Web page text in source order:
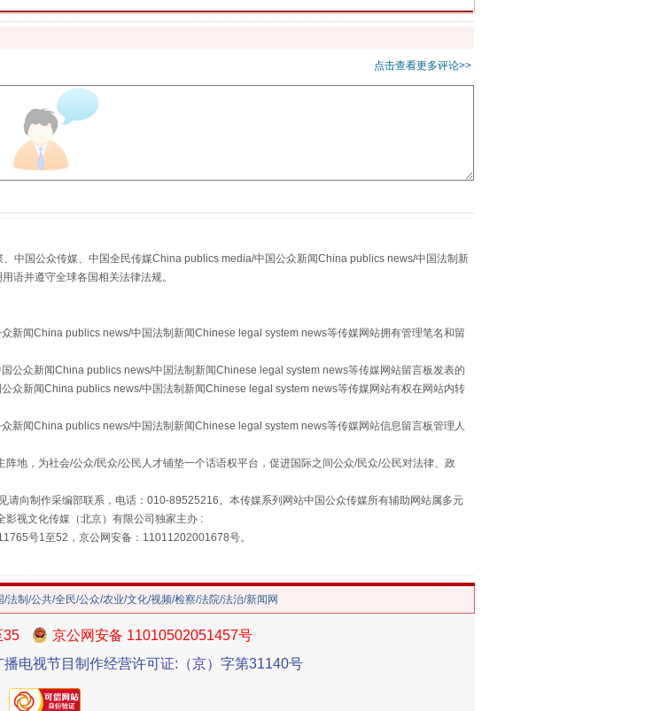
物安全法正式实施
珠宝鉴定乱象
重拳出击！专项整治午间酒驾
点击查看更多评论>>
中国公众传媒、中国全民传媒China publics media/中国公众新闻China publics news/中国法制新
语并遵守全球各国相关法律法规。
新闻China publics news/中国法制新闻Chinese legal system news等传媒网站拥有管理笔名和留
公众新闻China publics news/中国法制新闻Chinese legal system news等传媒网站留言板发表的
众新闻China publics news/中国法制新闻Chinese legal system news等传媒网站有权在网站内转
新闻China publics news/中国法制新闻Chinese legal system news等传媒网站信息留言板管理人
地，为社会/公众/民众/公民人才铺垫一个话语权平台，促进国际之间公众/民众/公民对法律、政
向制作采编部联系，电话：010-89525216。本传媒系列网站中国公众传媒所有辅助网站属多元
视文化传媒（北京）有限公司独家主办 :
号1至52，京公网安备：11011202001678号。
/法制/公共/全民/公众/农业/文化/视频/检察/法院/法治/新闻网
35
京公网安备 11010502051457号
播电视节目制作经营许可证:（京）字第31140号